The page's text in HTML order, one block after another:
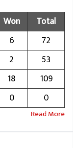
Won
Total
6
72
2
53
18
109
0 0